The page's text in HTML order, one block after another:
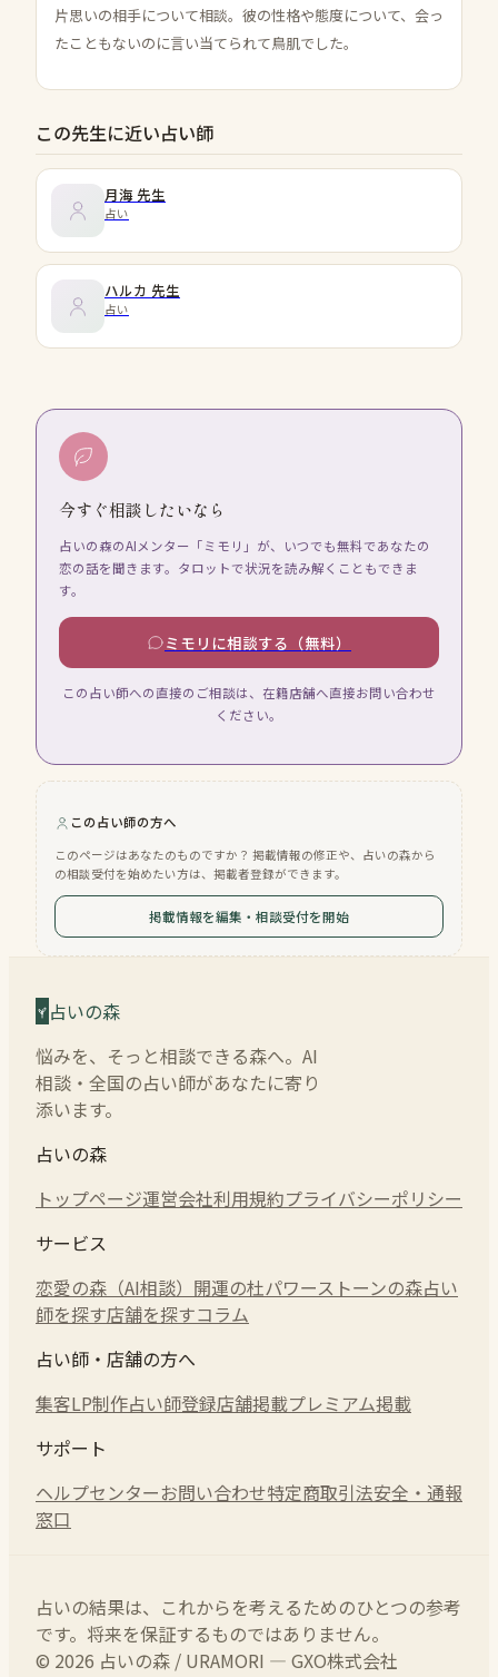
片思いの相手について相談。彼の性格や態度について、会っ
たこともないのに言い当てられて鳥肌でした。
この先生に近い占い師
月海 先生
占い
ハルカ 先生
占い
今すぐ相談したいなら
占いの森のAIメンター「ミモリ」が、いつでも無料であなたの
恋の話を聞きます。タロットで状況を読み解くこともできま
す。
ミモリに相談する（無料）
この占い師への直接のご相談は、在籍店舗へ直接お問い合わせ
ください。
この占い師の方へ
このページはあなたのものですか？ 掲載情報の修正や、占いの森から
の相談受付を始めたい方は、掲載者登録ができます。
掲載情報を編集・相談受付を開始
占いの森
悩みを、そっと相談できる森へ。AI
相談・全国の占い師があなたに寄り
添います。
占いの森
トップページ運営会社利用規約プライバシーポリシー
サービス
恋愛の森（AI相談） 開運の杜パワーストーンの森占い
師を探す店舗を探すコラム
占い師・店舗の方へ
集客LP制作占い師登録店舗掲載プレミアム掲載
サポート
ヘルプセンターお問い合わせ特定商取引法安全・通報
窓口
占いの結果は、これからを考えるためのひとつの参考
です。将来を保証するものではありません。
© 2026 占いの森 / URAMORI — GXO株式会社